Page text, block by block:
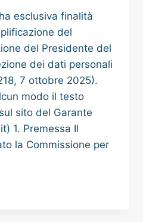
esclusiva finalità
del
del Presidente del
dei dati personali
7 ottobre 2025).
modo il testo
sito del Garante
1. Premessa Il
la Commissione per